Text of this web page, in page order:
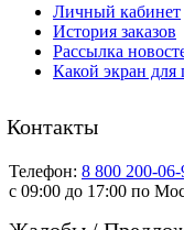
Личный кабинет
История заказов
Рассылка
Какой экран для
Контакты
Телефон: 8 800 200-06-
c 09:00 до 17:00 по